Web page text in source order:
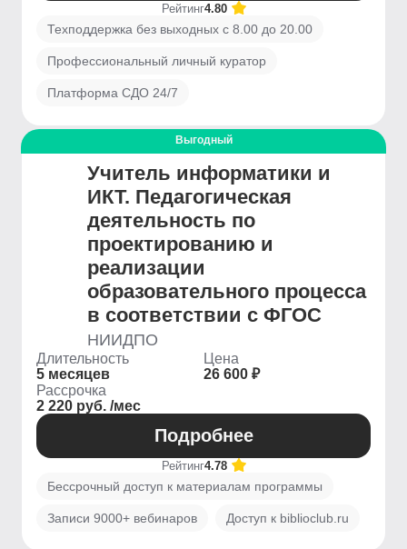
Рейтинг4.80
Техподдержка без выходных с 8.00 до 20.00
Профессиональный личный куратор
Платформа СДО 24/7
Выгодный
Учитель информатики и
ИКТ. Педагогическая
деятельность по
проектированию и
реализации
образовательного процесса
в соответствии с ФГОС
НИИДПО
Длительность
5 месяцев
Цена
26 600 ₽
Рассрочка
2 220 руб. /мес
Подробнее
Рейтинг4.78
Бессрочный доступ к материалам программы
Записи 9000+ вебинаров Доступ к biblioclub.ru